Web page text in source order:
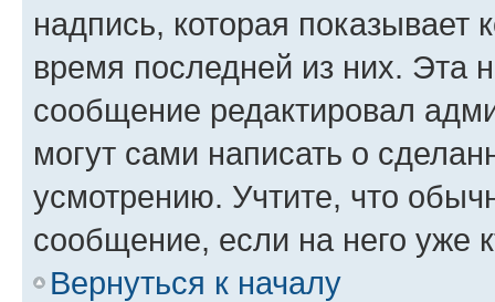
надпись, которая показывает
время последней из них. Эта
сообщение редактировал
могут сами написать о
усмотрению. Учтите, что
сообщение, если на него уже
Вернуться к началу